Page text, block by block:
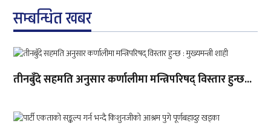
सम्बन्धित खबर
तीनबुँदे सहमति अनुसार कर्णालीमा मन्त्रिपरिषद् विस्तार हुन्छ...